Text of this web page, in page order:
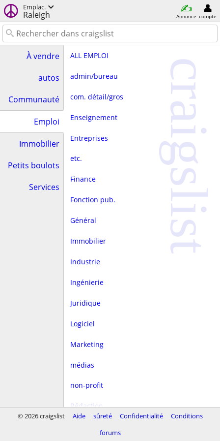
Emplac.
Raleigh Annonce compte
À vendre
autos
Communauté
Emploi
Immobilier
Petits boulots
Services
ALL EMPLOI
admin/bureau
com. détail/gros
Enseignement
Entreprises
etc.
Finance
Fonction pub.
Général
Immobilier
Industrie
Ingénierie
Juridique
Logiciel
Marketing
médias
non-profit
Rédaction
craigslist
© 2026 craigslist Aide sûreté Confidentialité
Conditions
forums